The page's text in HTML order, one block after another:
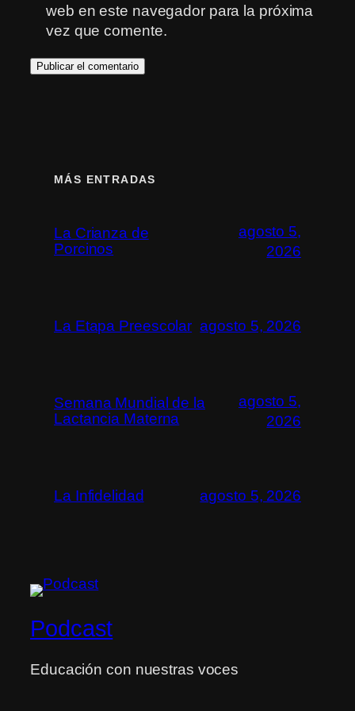
web en este navegador para la próxima
vez que comente.
MÁS ENTRADAS
La Crianza de
Porcinos
agosto 5,
2026
La Etapa Preescolar agosto 5, 2026
Semana Mundial de la
Lactancia Materna
agosto 5,
2026
La Infidelidad agosto 5, 2026
Podcast
Educación con nuestras voces